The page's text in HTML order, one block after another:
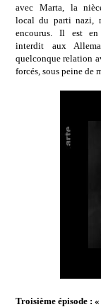
avec Marta, la
local du parti nazi,
encourus. Il est en
interdit aux
quelconque relation
forcés, sous peine de
Troisième épisode : «